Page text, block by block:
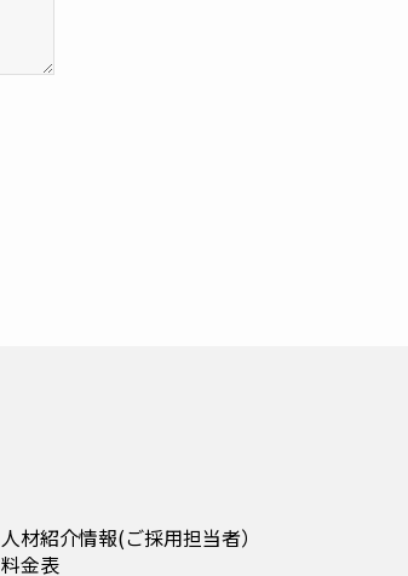
人材紹介情報(ご採用担当者）
料金表